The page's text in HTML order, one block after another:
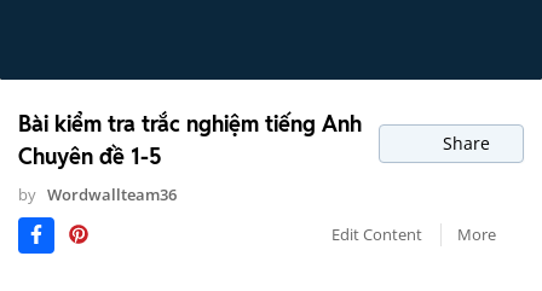
Bài kiểm tra trắc nghiệm tiếng Anh
Chuyên đề 1-5
Share
by Wordwallteam36
Edit Content
More